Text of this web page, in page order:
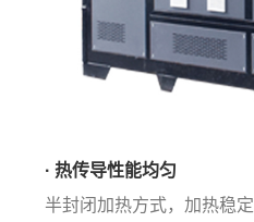
· 热传导性能均匀
半封闭加热方式，加热稳定